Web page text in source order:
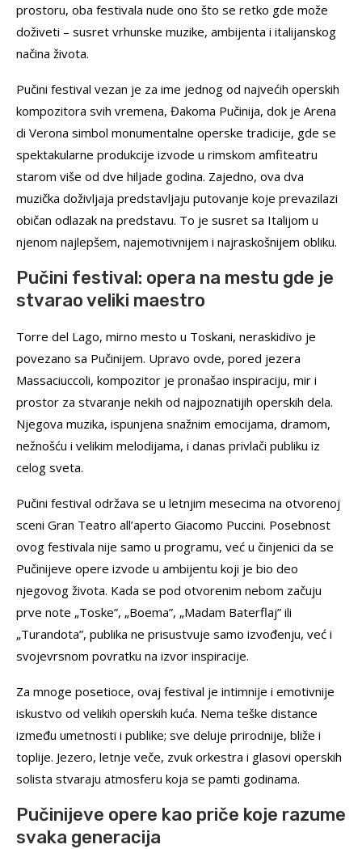
prostoru, oba festivala nude ono što se retko gde može
doživeti – susret vrhunske muzike, ambijenta i italijanskog
načina života.
Pučini festival vezan je za ime jednog od najvećih operskih
kompozitora svih vremena, Đakoma Pučinija, dok je Arena
di Verona simbol monumentalne operske tradicije, gde se
spektakularne produkcije izvode u rimskom amfiteatru
starom više od dve hiljade godina. Zajedno, ova dva
muzička doživljaja predstavljaju putovanje koje prevazilazi
običan odlazak na predstavu. To je susret sa Italijom u
njenom najlepšem, najemotivnijem i najraskošnijem obliku.
Pučini festival: opera na mestu gde je
stvarao veliki maestro
Torre del Lago, mirno mesto u Toskani, neraskidivo je
povezano sa Pučinijem. Upravo ovde, pored jezera
Massaciuccoli, kompozitor je pronašao inspiraciju, mir i
prostor za stvaranje nekih od najpoznatijih operskih dela.
Njegova muzika, ispunjena snažnim emocijama, dramom,
nežnošću i velikim melodijama, i danas privlači publiku iz
celog sveta.
Pučini festival održava se u letnjim mesecima na otvorenoj
sceni Gran Teatro all’aperto Giacomo Puccini. Posebnost
ovog festivala nije samo u programu, već u činjenici da se
Pučinijeve opere izvode u ambijentu koji je bio deo
njegovog života. Kada se pod otvorenim nebom začuju
prve note „Toske”, „Boema”, „Madam Baterflaj” ili
„Turandota”, publika ne prisustvuje samo izvođenju, već i
svojevrsnom povratku na izvor inspiracije.
Za mnoge posetioce, ovaj festival je intimnije i emotivnije
iskustvo od velikih operskih kuća. Nema teške distance
između umetnosti i publike; sve deluje prirodnije, bliže i
toplije. Jezero, letnje veče, zvuk orkestra i glasovi operskih
solista stvaraju atmosferu koja se pamti godinama.
Pučinijeve opere kao priče koje razume
svaka generacija